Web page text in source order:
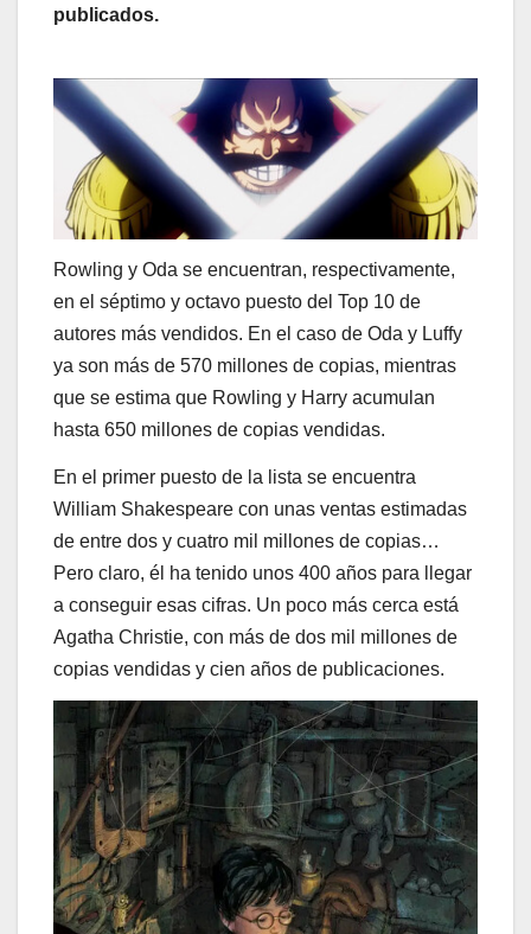
publicados.
Rowling y Oda se encuentran, respectivamente,
en el séptimo y octavo puesto del Top 10 de
autores más vendidos. En el caso de Oda y Luffy
ya son más de 570 millones de copias, mientras
que se estima que Rowling y Harry acumulan
hasta 650 millones de copias vendidas.
En el primer puesto de la lista se encuentra
William Shakespeare con unas ventas estimadas
de entre dos y cuatro mil millones de copias…
Pero claro, él ha tenido unos 400 años para llegar
a conseguir esas cifras. Un poco más cerca está
Agatha Christie, con más de dos mil millones de
copias vendidas y cien años de publicaciones.